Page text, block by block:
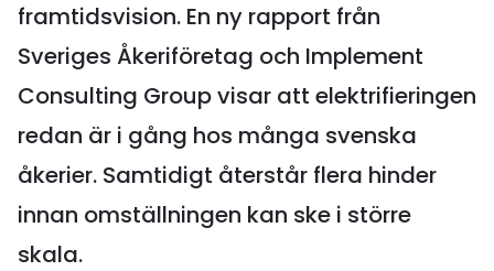
framtidsvision. En ny rapport från
Sveriges Åkeriföretag och Implement
Consulting Group visar att elektrifieringen
redan är i gång hos många svenska
åkerier. Samtidigt återstår flera hinder
innan omställningen kan ske i större
skala.